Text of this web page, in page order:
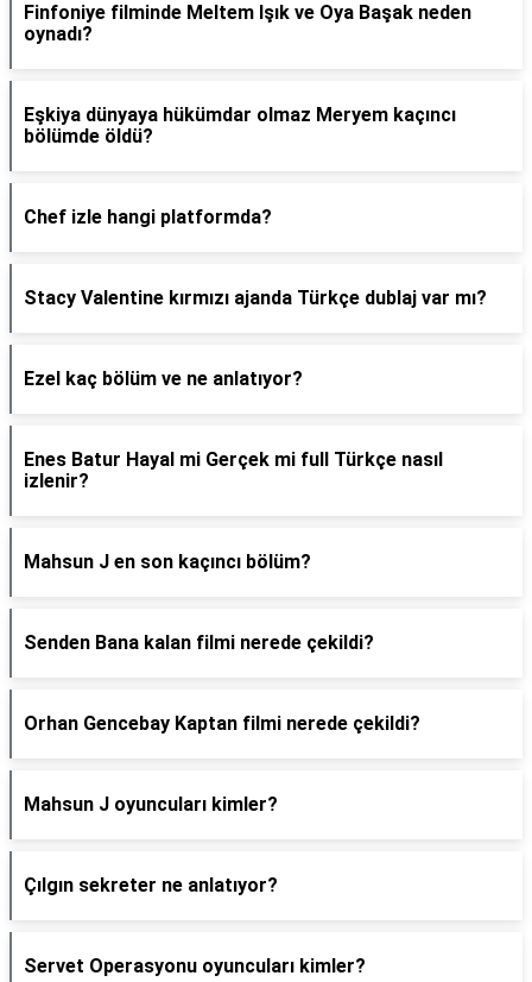
Finfoniye filminde Meltem Işık ve Oya Başak neden
oynadı?
Eşkiya dünyaya hükümdar olmaz Meryem kaçıncı
bölümde öldü?
Chef izle hangi platformda?
Stacy Valentine kırmızı ajanda Türkçe dublaj var mı?
Ezel kaç bölüm ve ne anlatıyor?
Enes Batur Hayal mi Gerçek mi full Türkçe nasıl
izlenir?
Mahsun J en son kaçıncı bölüm?
Senden Bana kalan filmi nerede çekildi?
Orhan Gencebay Kaptan filmi nerede çekildi?
Mahsun J oyuncuları kimler?
Çılgın sekreter ne anlatıyor?
Servet Operasyonu oyuncuları kimler?